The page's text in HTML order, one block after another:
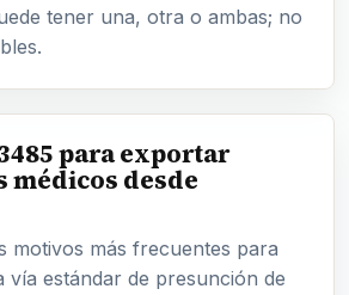
tener una, otra o ambas; no
para exportar
desde
motivos más frecuentes para
vía estándar de presunción de